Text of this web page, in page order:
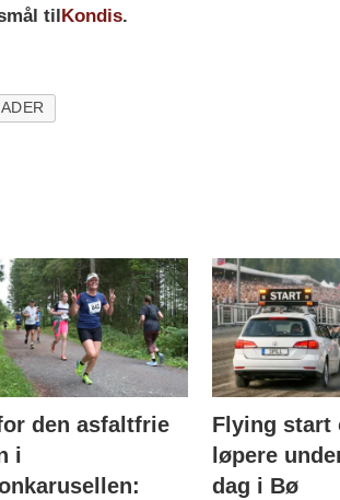
til Kondis.
den asfaltfrie
i
Flying start
løpere
dag i Bø